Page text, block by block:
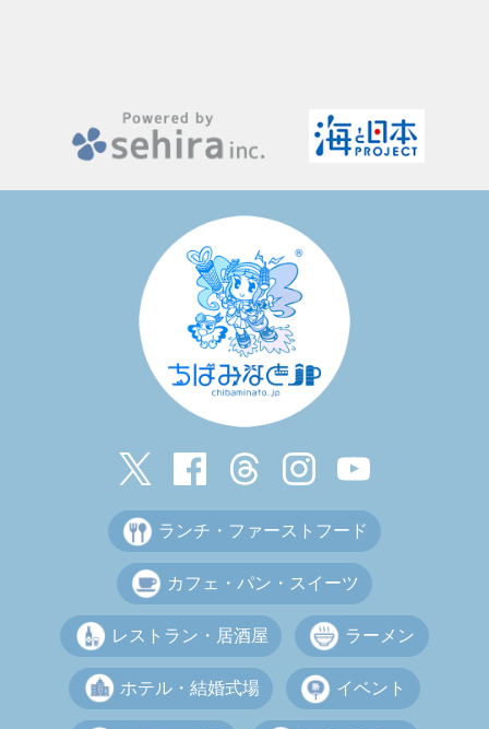
ランチ・ファーストフード
カフェ・パン・スイーツ
レストラン・居酒屋 ラーメン
ホテル・結婚式場 イベント